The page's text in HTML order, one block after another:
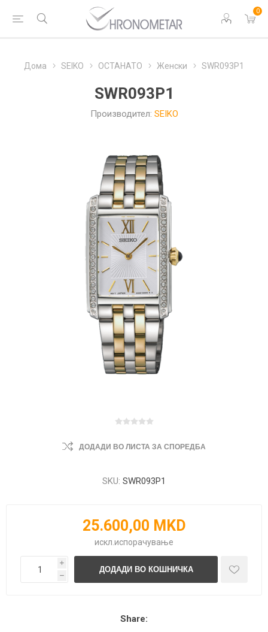
0
Дома SEIKO ОСТАНАТО Женски SWR093P1
SWR093P1
Производител: SEIKO
ДОДАДИ ВО ЛИСТА ЗА СПОРЕДБА
SKU: SWR093P1
25.600,00 MKD
искл. испорачување
i
h
Share: